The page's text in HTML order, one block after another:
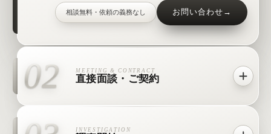
相談無料・依頼の義務なし お問い合わせ →
02 MEETING & CONTRACT
直接面談・ご契約
INVESTIGATION